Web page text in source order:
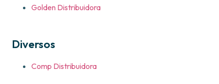
Golden Distribuidora
Diversos
Comp Distribuidora